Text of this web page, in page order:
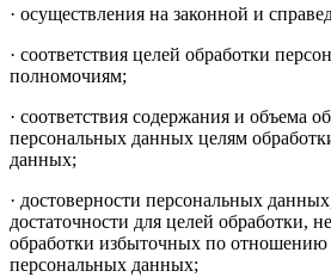
· осуществления на законной и
· соответствия целей обработки
полномочиям;
· соответствия содержания и объема
персональных данных целям
данных;
· достоверности персональных
достаточности для целей обработки,
обработки избыточных по отношению
персональных данных;